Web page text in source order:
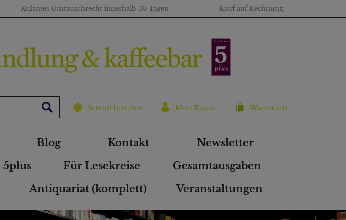
Kulantes Umtauschrecht innerhalb 30 Tagen Kauf auf Rechnung
Schnell bestellen Mein Konto Warenkorb
Blog Kontakt
Newsletter
5plus Für Lesekreise
Gesamtausgaben
Antiquariat (komplett) Veranstaltungen